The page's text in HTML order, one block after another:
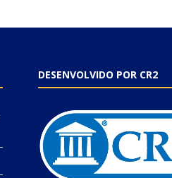
DESENVOLVIDO POR CR2